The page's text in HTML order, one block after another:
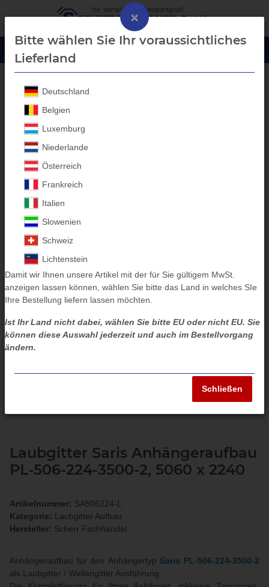
Laubgitter Aufbau
Laubgitter Saris Anhängeraufbau
PL-506-224-3500-2, 5060 x 2240
Artikelnummer: SA506224-L
Kategorie: Laubgitter Aufbau
Hersteller: Scherr Fachhandel
Anhängeraufbau für den Anhängertyp Saris PL-506-224-3500-2
als Laubgitter / Wellengitter Ausführung.
×
Bitte wählen Sie Ihr voraussichtliches
Lieferland
Deutschland
Belgien
Luxemburg
Niederlande
Österreich
Frankreich
Italien
Slowenien
Schweiz
Lichtenstein
Damit wir Ihnen unsere Artikel mit der für Sie gültigem MwSt.
anzeigen lassen können, wählen Sie bitte das Land in welches SIe
Ihre Bestellung liefern lassen möchten.
Ist Ihr Land nicht dabei, wählen Sie bitte EU oder nicht EU. Sie
können diese Auswahl jederzeit und auch im Bestellvorgang
ändern.
Schließen